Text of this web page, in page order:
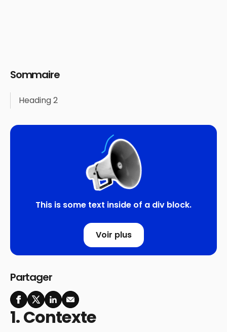
Sommaire
Heading 2
This is some text inside of a div block.
Voir plus
Partager
1. Contexte